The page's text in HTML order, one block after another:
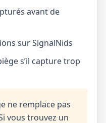
avant de
sur SignalNids
s’il capture trop
ne remplace pas
vous trouvez un